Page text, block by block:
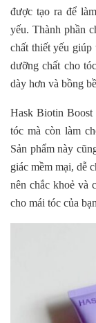
được tạo ra để
yếu. Thành phần
chất thiết yếu
dưỡng chất cho
dày hơn và bồng
Hask Biotin Boost
tóc mà còn làm
Sản phẩm này
giác mềm mại, dễ
nên chắc khoẻ và
cho mái tóc của